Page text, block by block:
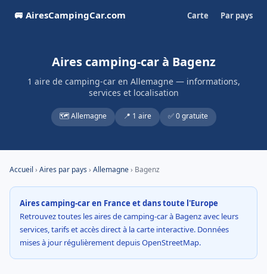
🚐 AiresCampingCar.com Carte Par pays
Aires camping-car à Bagenz
1 aire de camping-car en Allemagne — informations,
services et localisation
🗺️ Allemagne 📍 1 aire ✅ 0 gratuite
Accueil › Aires par pays› Allemagne› Bagenz
Aires camping-car en France et dans toute l'Europe
Retrouvez toutes les aires de camping-car à Bagenz avec leurs
services, tarifs et accès direct à la carte interactive. Données
mises à jour régulièrement depuis OpenStreetMap.